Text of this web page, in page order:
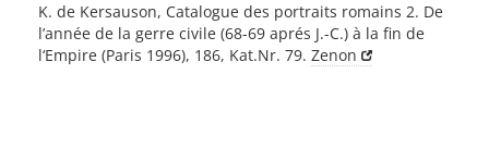
K. de Kersauson, Catalogue des portraits romains 2. De
l’année de la gerre civile (68-69 aprés J.-C.) à la fin de
l‘Empire (Paris 1996), 186, Kat.Nr. 79. Zenon